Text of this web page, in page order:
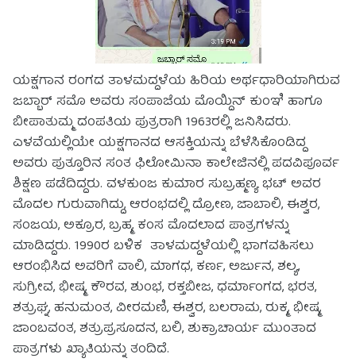
ಯಕ್ಷಗಾನ ರಂಗದ ತಾಳಮದ್ದಳೆಯ ಹಿರಿಯ ಅರ್ಥಧಾರಿಯಾಗಿರುವ
ಜಬ್ಬಾರ್ ಸಮೊ ಅವರು ಸಂಪಾಜೆಯ ಮೊಯ್ದಿನ್ ಕುಂಞಿ ಹಾಗೂ
ಬೀಪಾತುಮ್ಮ ದಂಪತಿಯ ಪುತ್ರರಾಗಿ 1963ರಲ್ಲಿ ಜನಿಸಿದರು.
ಎಳವೆಯಲ್ಲಿಯೇ ಯಕ್ಷಗಾನದ‌ ಆಸಕ್ತಿಯನ್ನು ಬೆಳೆಸಿಕೊಂಡಿದ್ದ
ಅವರು ಪುತ್ತೂರಿನ ಸಂತ ಫಿಲೋಮಿನಾ ಕಾಲೇಜಿನಲ್ಲಿ ಪದವಿಪೂರ್ವ
ಶಿಕ್ಷಣ ಪಡೆದಿದ್ದರು. ವಳಕುಂಜ ಕುಮಾರ ಸುಬ್ರಹ್ಮಣ್ಯ ಭಟ್ ಅವರ
ಮೊದಲ ಗುರುವಾಗಿದ್ದು, ಆರಂಭದಲ್ಲಿ ದ್ರೋಣ, ಜಾಬಾಲಿ, ಈಶ್ವರ,
ಸಂಜಯ, ಅಕ್ರೂರ, ಬ್ರಹ್ಮ, ಕಂಸ ಮೊದಲಾದ‌ ಪಾತ್ರಗಳನ್ನು
ಮಾಡಿದ್ದರು. 1990ರ ಬಳಿಕ ತಾಳಮದ್ದಳೆಯಲ್ಲಿ ಭಾಗವಹಿಸಲು
ಆರಂಭಿಸಿದ ಅವರಿಗೆ ವಾಲಿ, ಮಾಗಧ, ಕರ್ಣ, ಅರ್ಜುನ, ಶಲ್ಯ,
ಸುಗ್ರೀವ, ಭೀಷ್ಮ, ಕೌರವ, ಶುಂಭ, ರಕ್ತಬೀಜ, ಧರ್ಮಾಂಗದ, ಭರತ,
ಶತ್ರುಘ್ನ, ಹನುಮಂತ, ವೀರಮಣಿ, ಈಶ್ವರ, ಬಲರಾಮ, ರುಕ್ಮ, ಭೀಷ್ಮ,
ಜಾಂಬವಂತ, ಶತ್ರುಪ್ರಸೂದನ, ಬಲಿ, ಶುಕ್ರಾಚಾರ್ಯ ಮುಂತಾದ
ಪಾತ್ರಗಳು ಖ್ಯಾತಿಯನ್ನು ತಂದಿದೆ.